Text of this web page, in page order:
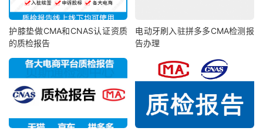
护膝垫做CMA和CNAS认证资质
的质检报告
电动牙刷入驻拼多多CMA检测报
告办理